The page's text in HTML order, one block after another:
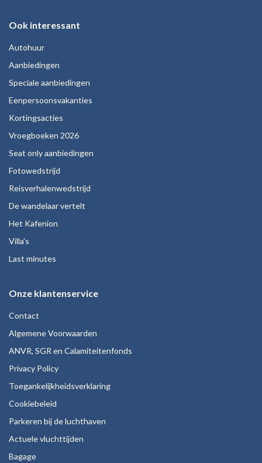
Ook interessant
Autohuur
Aanbiedingen
Speciale aanbiedingen
Eenpersoonsvakanties
Kortingsacties
Vroegboeken 2026
Seat only aanbiedingen
Fotowedstrijd
Reisverhalenwedstrijd
De wandelaar vertelt
Het Kafenion
Villa's
Last minutes
Onze klantenservice
Contact
Algemene Voorwaarden
ANVR, SGR en Calamiteitenfonds
Privacy Policy
Toegankelijkheidsverklaring
Cookiebeleid
Parkeren bij de luchthaven
Actuele vluchttijden
Bagage